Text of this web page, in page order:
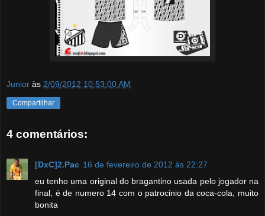
Junior às 2/09/2012 10:53:00 AM
Compartilhar
4 comentários:
[DxC]2.Pac 16 de fevereiro de 2012 às 22:27
eu tenho uma original do bragantino usada pelo jogador na
final, é de numero 14 com o patrocinio da coca-cola, muito
bonita